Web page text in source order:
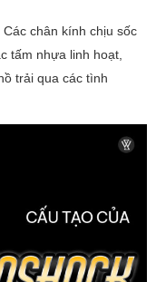
Các chân kính chịu sốc
tấm nhựa linh hoạt,
trải qua các tình